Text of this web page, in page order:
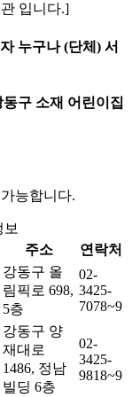
입니다.]
누구나 (단체) 서
구 소재 어린이집
능합니다.
주소 연락처
강동구 올
림픽로 698,
5층
02-
3425-
7078~9
강동구 양
재대로
1486, 정남
빌딩 6층
02-
3425-
9818~9